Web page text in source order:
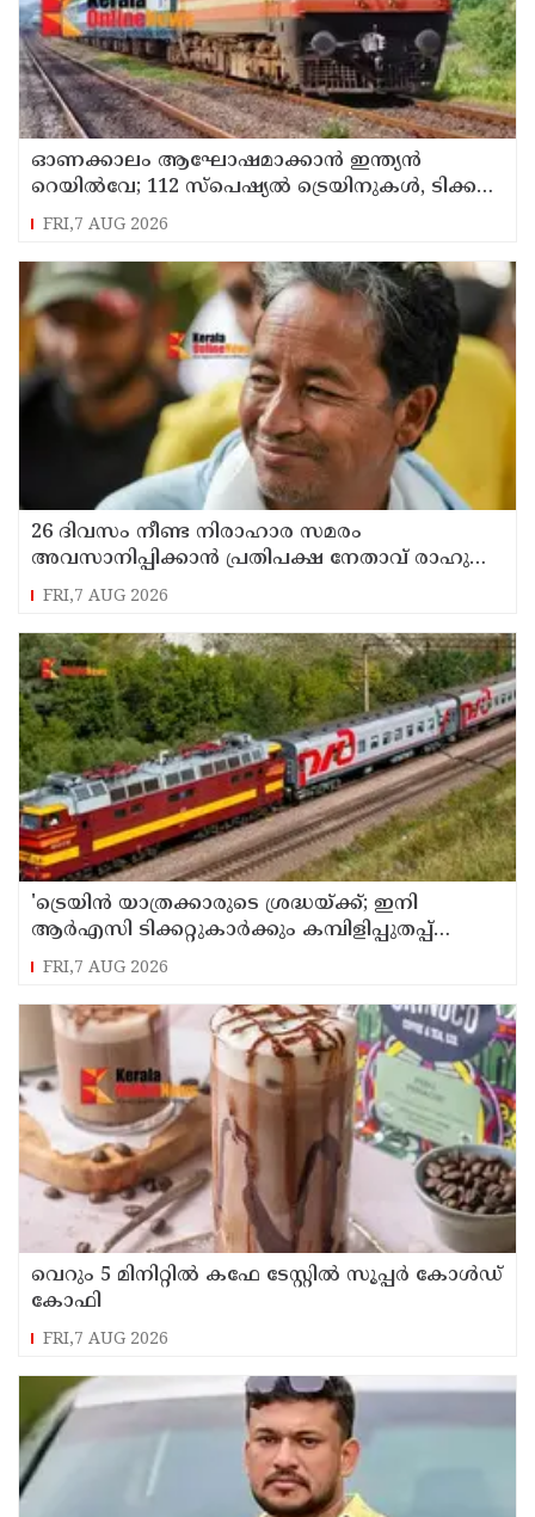
ഓണക്കാലം ആഘോഷമാക്കാൻ ഇന്ത്യൻ
റെയിൽവേ; 112 സ്പെഷ്യൽ ട്രെയിനുകൾ, ടിക്കറ്റ്
ബുക്കിംഗുകൾ ഉടൻ ആരംഭിക്കും
FRI,7 AUG 2026
26 ദിവസം നീണ്ട നിരാഹാര സമരം
അവസാനിപ്പിക്കാൻ പ്രതിപക്ഷ നേതാവ് രാഹുൽ
ഗാന്ധിയുടെ സഹായം തേടിയിരുന്നു ; സോനം
FRI,7 AUG 2026
'ട്രെയിൻ യാത്രക്കാരുടെ ശ്രദ്ധയ്ക്ക്‌; ഇനി
ആർഎസി ടിക്കറ്റുകാർക്കും കമ്പിളിപ്പുതപ്പ്
ലഭിക്കും
FRI,7 AUG 2026
വെറും 5 മിനിറ്റിൽ കഫേ ടേസ്റ്റിൽ സൂപ്പർ കോൾഡ്
കോഫി
FRI,7 AUG 2026